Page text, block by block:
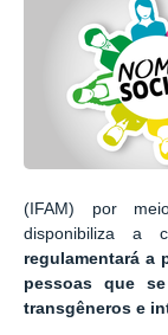
(IFAM) por
disponibiliza a
regulamentará a
pessoas que se
transgêneros e